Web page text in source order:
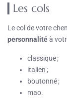
Les cols
Le col de votre
personnalitéà
classique ;
italien ;
boutonné ;
mao.